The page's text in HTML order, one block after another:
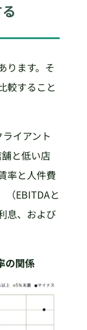
ります。そ
較すること
イアント
と低い店
率と人件費
（EBITDAと
息、および
の関係